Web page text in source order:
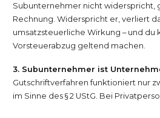
Subunternehmer nicht widerspricht,
Rechnung. Widerspricht er, verliert
umsatzsteuerliche Wirkung – und du
Vorsteuerabzug geltend machen.
3. Subunternehmer ist
Gutschriftverfahren funktioniert nur
im Sinne des § 2 UStG. Bei